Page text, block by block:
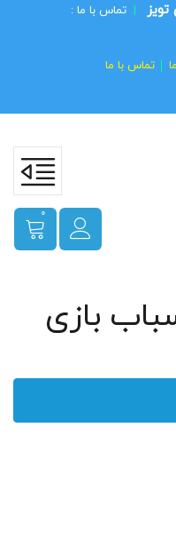
| تماس با ما :
تماس با ما
0
بازی